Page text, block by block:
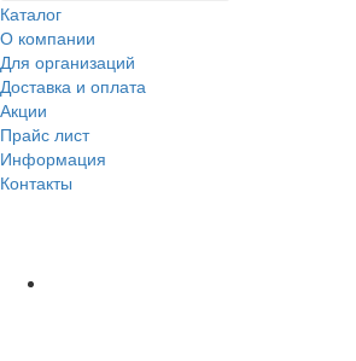
Каталог
О компании
Для организаций
Доставка и оплата
Акции
Прайс лист
Информация
Контакты